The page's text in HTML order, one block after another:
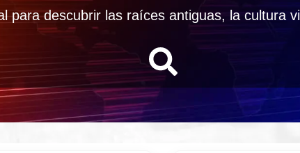
para descubrir las raíces antiguas, la cultura